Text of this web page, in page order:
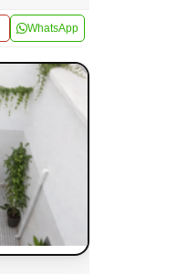
WhatsApp